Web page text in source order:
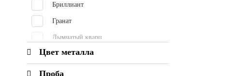
Бриллиант
Гранат
Дымчатый кварц
Жемчуг
Изумруд
Цвет металла
Проба